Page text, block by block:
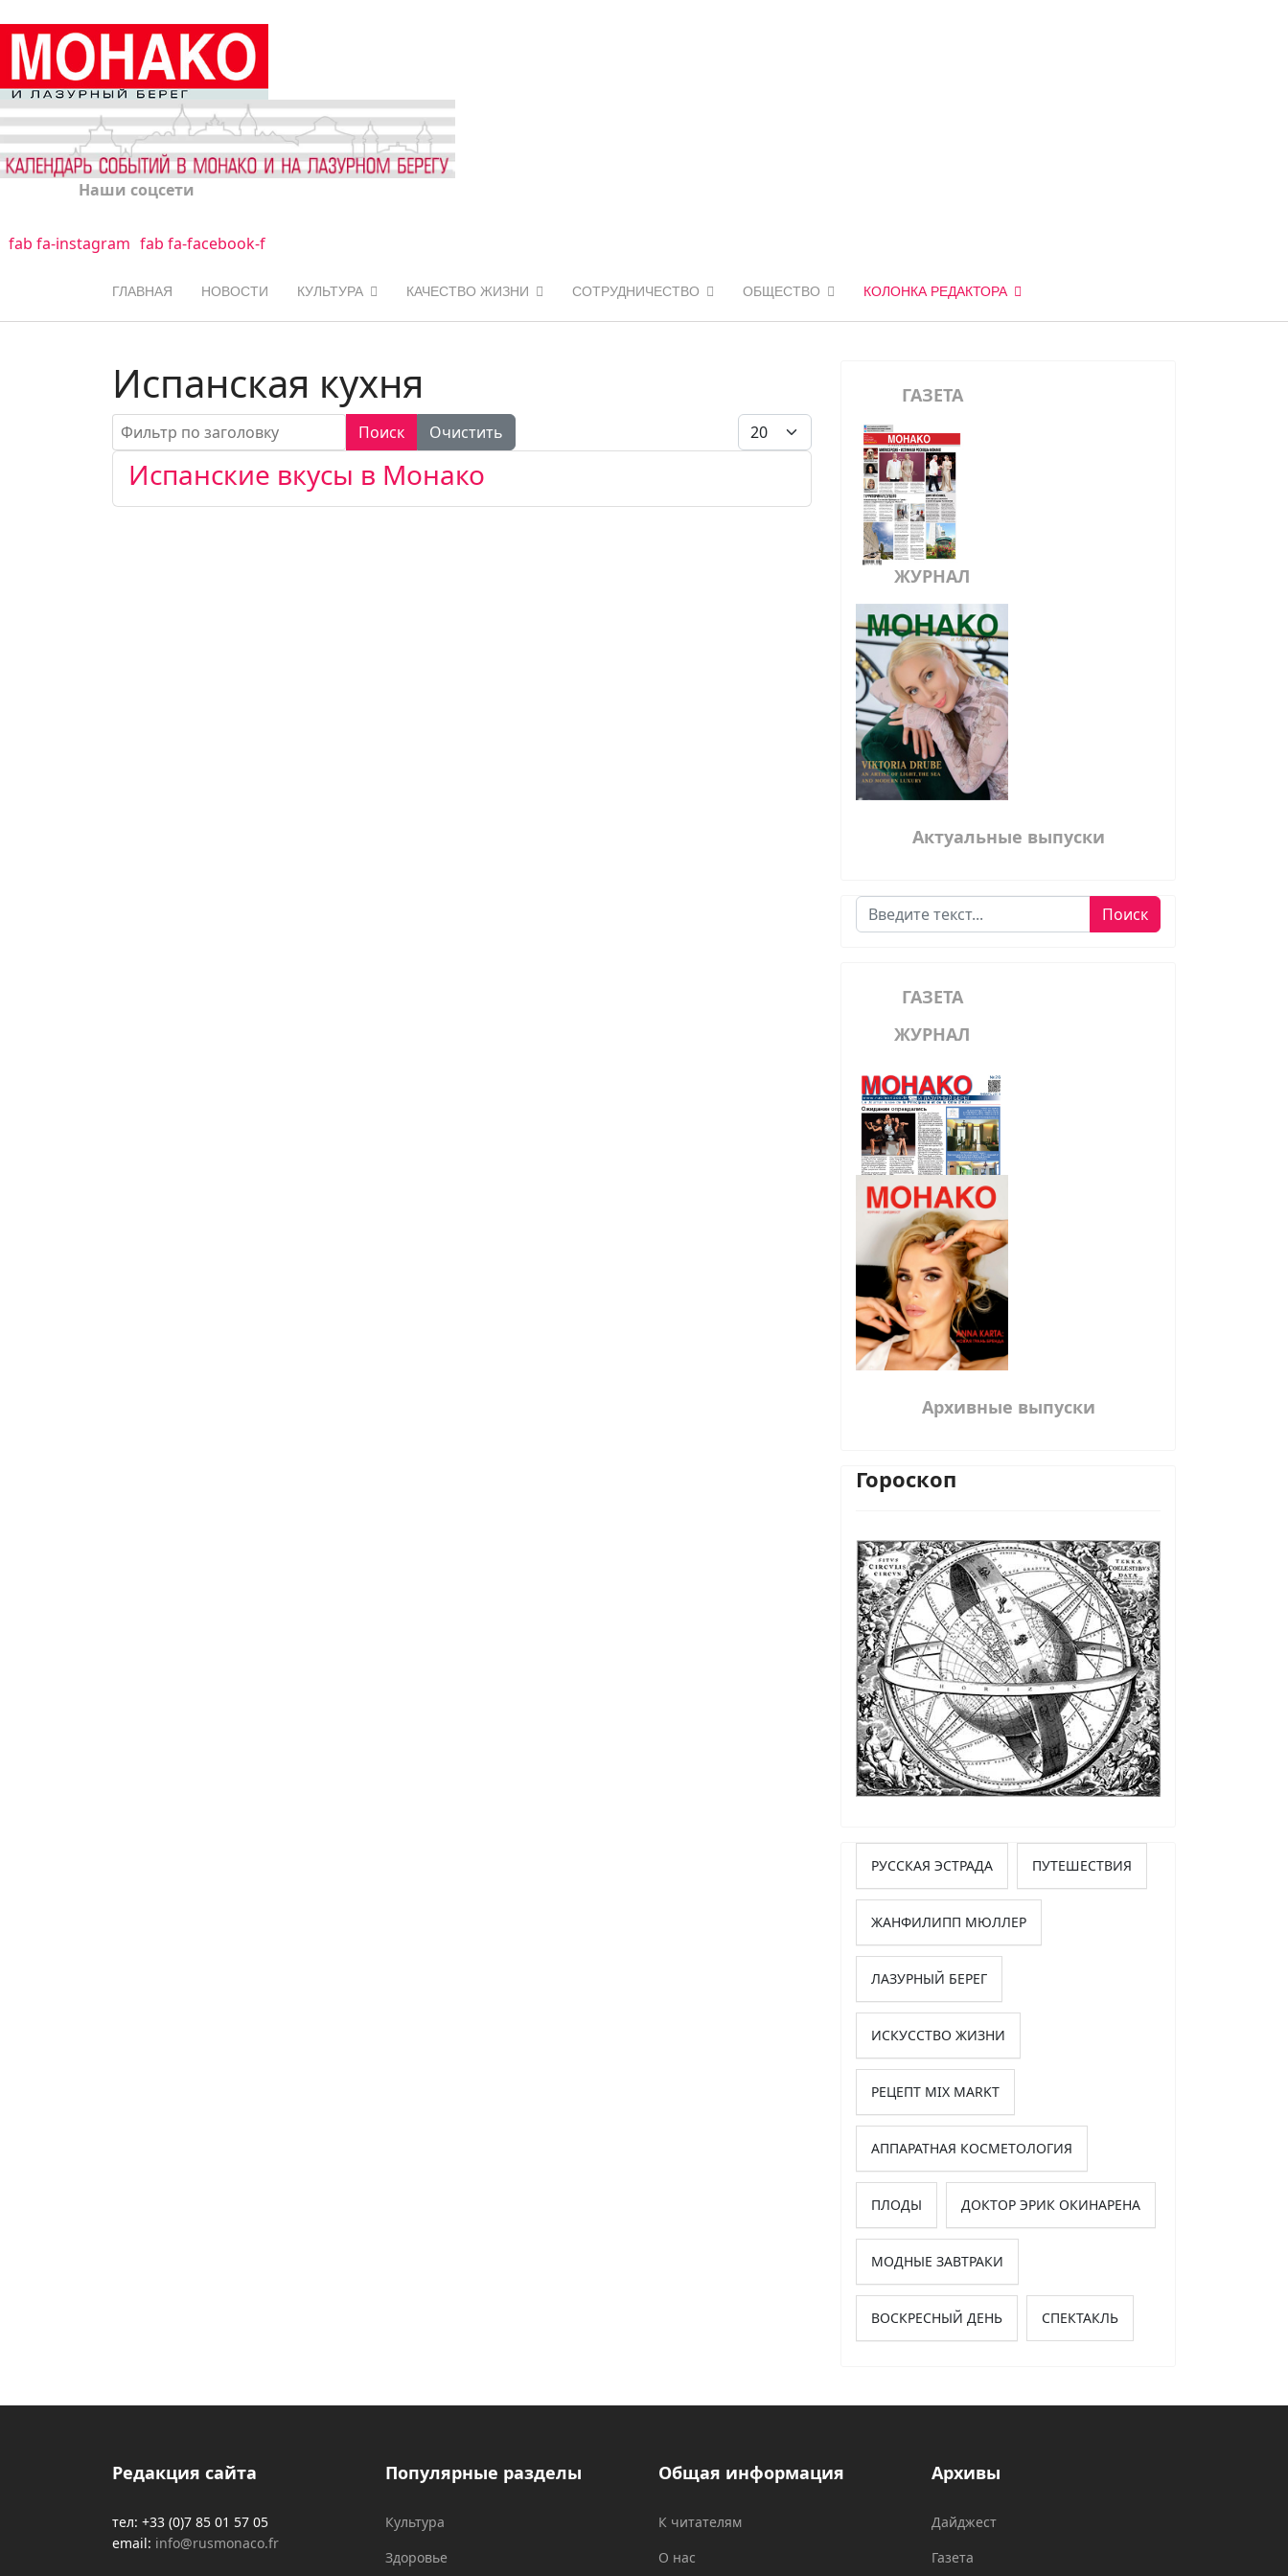
Наши соцсети
fab fa-instagram fab fa-facebook-f
ГЛАВНАЯ НОВОСТИ КУЛЬТУРА КАЧЕСТВО ЖИЗНИ СОТРУДНИЧЕСТВО ОБЩЕСТВО КОЛОНКА РЕДАКТОРА
Испанская кухня
Фильтр по заголовку Поиск Очистить Кол-во строк:
Испанские вкусы в Монако
ГАЗЕТА
ЖУРНАЛ
Актуальные выпуски
Поиск Поиск
ГАЗЕТА
ЖУРНАЛ
Архивные выпуски
Гороскоп
РУССКАЯ ЭСТРАДА ПУТЕШЕСТВИЯ
ЖАНФИЛИПП МЮЛЛЕР
ЛАЗУРНЫЙ БЕРЕГ
ИСКУССТВО ЖИЗНИ
РЕЦЕПТ MIX MARKT
АППАРАТНАЯ КОСМЕТОЛОГИЯ
ПЛОДЫ ДОКТОР ЭРИК ОКИНАРЕНА
МОДНЫЕ ЗАВТРАКИ
ВОСКРЕСНЫЙ ДЕНЬ СПЕКТАКЛЬ
Редакция сайта
тел: +33 (0)7 85 01 57 05
email: info@rusmonaco.fr
Популярные разделы
Культура
Здоровье
Общая информация
К читателям
О нас
Архивы
Дайджест
Газета